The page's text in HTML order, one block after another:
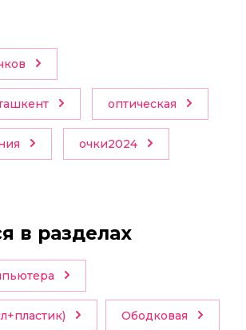
оптическая
очки2024
в разделах
Ободковая